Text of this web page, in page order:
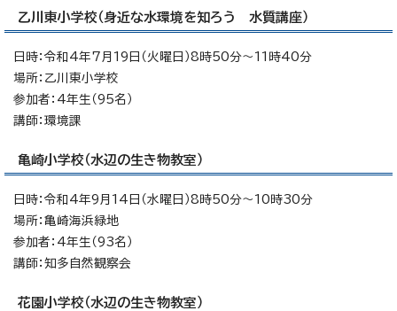
乙川東小学校（身近な水環境を知ろう 水質講座）
日時：令和4年7月19日（火曜日）8時50分～11時40分
場所：乙川東小学校
参加者：4年生（95名）
講師：環境課
亀崎小学校（水辺の生き物教室）
日時：令和4年9月14日（水曜日）8時50分～10時30分
場所：亀崎海浜緑地
参加者：4年生（93名）
講師：知多自然観察会
花園小学校（水辺の生き物教室）